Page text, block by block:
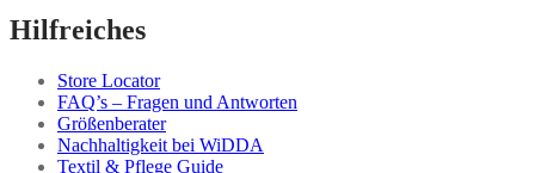
Hilfreiches
Store Locator
FAQ’s – Fragen und Antworten
Größenberater
Nachhaltigkeit bei WiDDA
Textil & Pflege Guide